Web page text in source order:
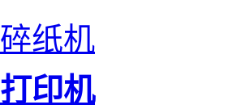
碎纸机
打印机